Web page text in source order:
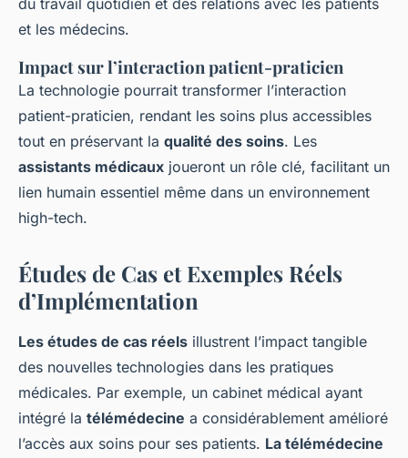
et les médecins.
Impact sur l’interaction patient-praticien
La technologie pourrait transformer l’interaction
patient-praticien, rendant les soins plus accessibles
tout en préservant la qualité des soins. Les
assistants médicaux joueront un rôle clé, facilitant un
lien humain essentiel même dans un environnement
high-tech.
Études de Cas et Exemples Réels
d’Implémentation
Les études de cas réels illustrent l’impact tangible
des nouvelles technologies dans les pratiques
médicales. Par exemple, un cabinet médical ayant
intégré la télémédecine a considérablement amélioré
l’accès aux soins pour ses patients. La télémédecine